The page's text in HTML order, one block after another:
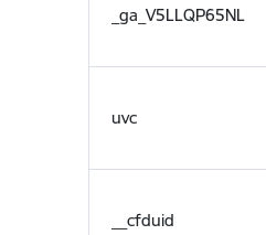
_ga_V5LLQP65NL
uvc
__cfduid